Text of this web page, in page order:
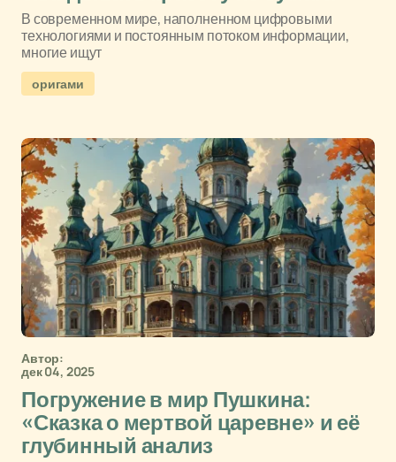
В современном мире, наполненном цифровыми
технологиями и постоянным потоком информации,
многие ищут
оригами
Автор:
дек 04, 2025
Погружение в мир Пушкина:
«Сказка о мертвой царевне» и её
глубинный анализ